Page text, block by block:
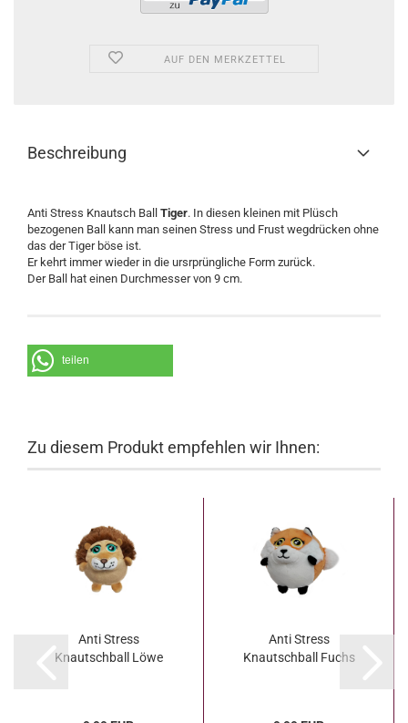
AUF DEN MERKZETTEL
Beschreibung
Anti Stress Knautsch Ball Tiger. In diesen kleinen mit Plüsch
bezogenen Ball kann man seinen Stress und Frust wegdrücken ohne
das der Tiger böse ist.
Er kehrt immer wieder in die ursrprüngliche Form zurück.
Der Ball hat einen Durchmesser von 9 cm.
teilen
Zu diesem Produkt empfehlen wir Ihnen:
Anti Stress
Knautschball Löwe
Anti Stress
Knautschball Fuchs